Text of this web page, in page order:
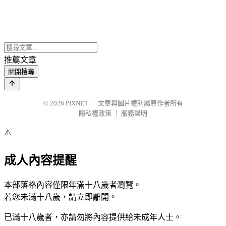
推薦文章
關閉搜尋
© 2026 PIXNET
文章與圖片權利屬原作者所有
隱私權政策
服務聲明
⚠️
成人內容提醒
本部落格內容僅限年滿十八歲者瀏覽。
若您未滿十八歲，請立即離開。
已滿十八歲者，亦請勿將內容提供給未成年人士。